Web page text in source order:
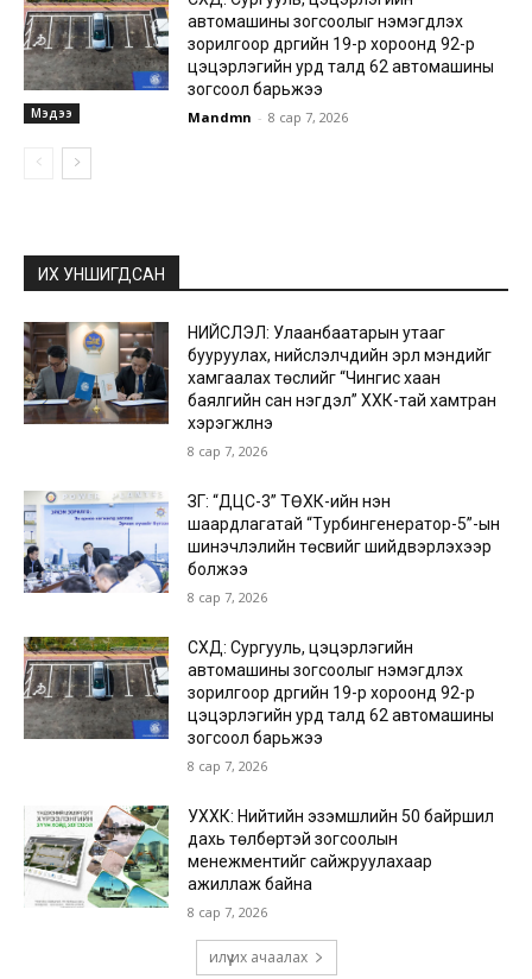
Мэдээ
автомашины зогсоолыг нэмэгдүүлэх
зорилгоор дүүргийн 19-р хороонд 92-р
цэцэрлэгийн урд талд 62 автомашины
зогсоол барьжээ
Mandmn - 8 сар 7, 2026
ИХ УНШИГДСАН
НИЙСЛЭЛ: Улаанбаатарын утааг
бууруулах, нийслэлчүүдийн эрүүл мэндийг
хамгаалах төслийг “Чингис хаан
баялгийн сан нэгдэл” ХХК-тай хамтран
хэрэгжүүлнэ
8 сар 7, 2026
ЗГ: “ДЦС-3” ТӨХК-ийн нэн
шаардлагатай “Турбингенератор-5”-ын
шинэчлэлийн төсвийг шийдвэрлэхээр
болжээ
8 сар 7, 2026
СХД: Сургууль, цэцэрлэгийн
автомашины зогсоолыг нэмэгдүүлэх
зорилгоор дүүргийн 19-р хороонд 92-р
цэцэрлэгийн урд талд 62 автомашины
зогсоол барьжээ
8 сар 7, 2026
УХХК: Нийтийн эзэмшлийн 50 байршил
дахь төлбөртэй зогсоолын
менежментийг сайжруулахаар
ажиллаж байна
8 сар 7, 2026
илүү их ачаалах